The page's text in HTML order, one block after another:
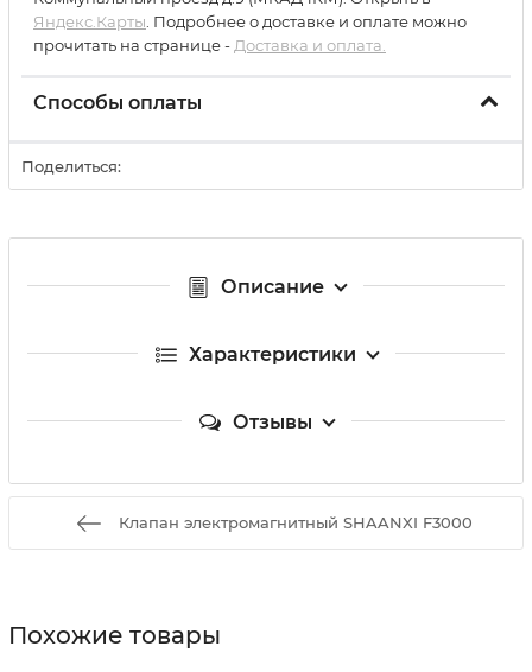
Яндекс.Карты . Подробнее о доставке и оплате можно
прочитать на странице - Доставка и оплата.
Способы оплаты
Поделиться:
Описание
Характеристики
Отзывы
Клапан электромагнитный SHAANXI F3000
Похожие товары